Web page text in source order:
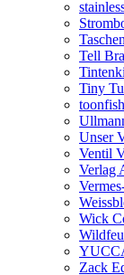
Tell
Tiny
toonfish
Unser
Ventil
Verlag
Wick
Zack